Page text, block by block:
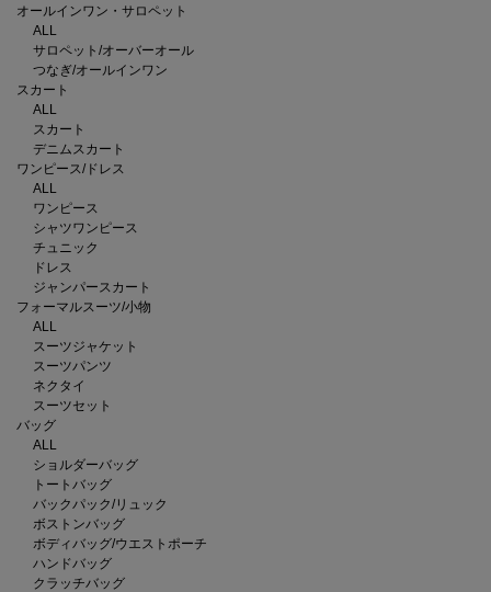
オールインワン・サロペット
ALL
サロペット/オーバーオール
つなぎ/オールインワン
スカート
ALL
スカート
デニムスカート
ワンピース/ドレス
ALL
ワンピース
シャツワンピース
チュニック
ドレス
ジャンパースカート
フォーマルスーツ/小物
ALL
スーツジャケット
スーツパンツ
ネクタイ
スーツセット
バッグ
ALL
ショルダーバッグ
トートバッグ
バックパック/リュック
ボストンバッグ
ボディバッグ/ウエストポーチ
ハンドバッグ
クラッチバッグ